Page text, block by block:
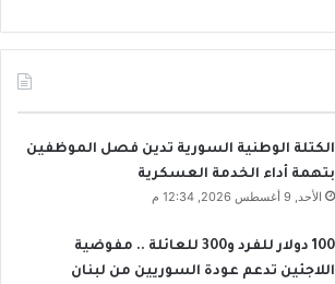
الكتلة الوطنية السورية تدين فصل الموظفين
بتهمة أداء الخدمة العسكرية
الأحد, 9 أغسطس 2026, 12:34 م
100 دولار للفرد و300 للعائلة .. مفوضية
اللاجئين تدعم عودة السوريين من لبنان